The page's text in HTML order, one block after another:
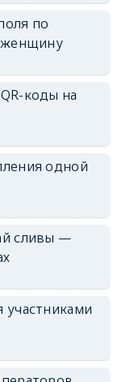
по
женщину
коды на
одной
сливы —